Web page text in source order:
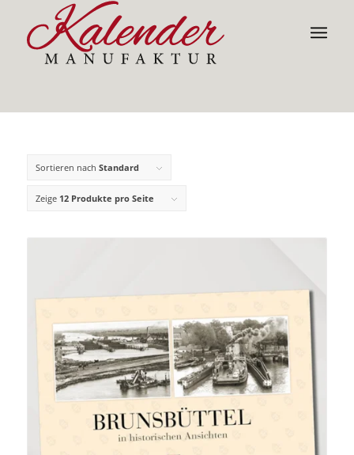
Sortieren nach Standard
Zeige 12 Produkte pro Seite